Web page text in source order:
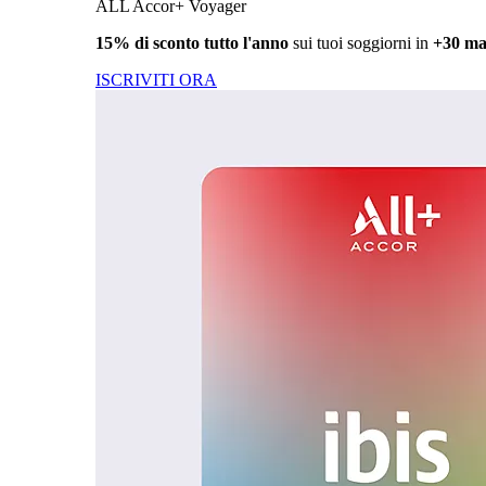
ALL Accor+ Voyager
15% di sconto tutto l'anno sui tuoi soggiorni in +30
ISCRIVITI ORA